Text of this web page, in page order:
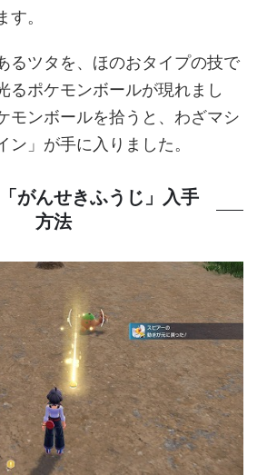
。
るツタを、ほのおタイプの技で
るポケモンボールが現れまし
モンボールを拾うと、わざマシ
ン」が手に入りました。
がんせきふうじ」入手
方法